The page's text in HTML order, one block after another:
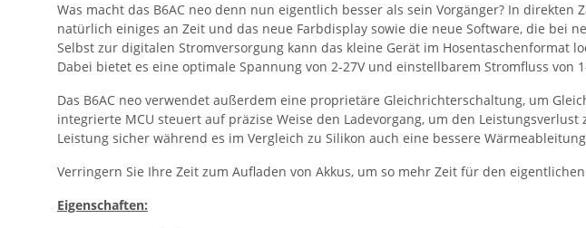
Was macht das B6AC neo denn nun eigentlich besser als sein Vorgänger? In
natürlich einiges an Zeit und das neue Farbdisplay sowie die neue Software, die bei
Selbst zur digitalen Stromversorgung kann das kleine Gerät im Hosentaschenformat
Dabei bietet es eine optimale Spannung von 2-27V und einstellbarem Stromfluss von
Das B6AC neo verwendet außerdem eine proprietäre Gleichrichterschaltung, um
integrierte MCU steuert auf präzise Weise den Ladevorgang, um den
Leistung sicher während es im Vergleich zu Silikon auch eine bessere
Verringern Sie Ihre Zeit zum Aufladen von Akkus, um so mehr Zeit für den
Eigenschaften: